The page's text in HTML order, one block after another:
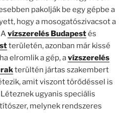
pakolják be egy gépbe a
hogy a mosogatószivacsot a
vízszerelés Budapestés
területén, azonban már kissé
elromlik a gép, avízszerelés
terültén jártas szakembert
amit viszont törődéssel is
ugyanis speciális
melynek rendszeres